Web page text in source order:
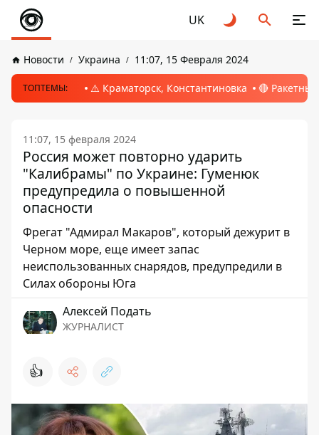
UK
Новости Украина 11:07, 15 Февраля 2024
ТОПТЕМЫ: ⚠️ Краматорск, Константиновка 🔴
11:07, 15 февраля 2024
Россия может повторно ударить
"Калибрамы" по Украине: Гуменюк
предупредила о повышенной
опасности
Фрегат "Адмирал Макаров", который дежурит в
Черном море, еще имеет запас
неиспользованных снарядов, предупредили в
Силах обороны Юга
Алексей Подать
ЖУРНАЛИСТ
👍